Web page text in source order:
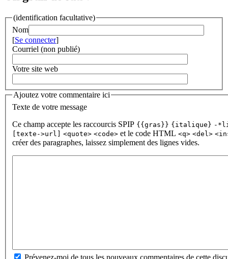
(identification facultative)
Nom
[Se connecter]
Courriel (non publié)
Votre site web
Ajoutez votre commentaire ici
Texte de votre message
Ce champ accepte les raccourcis SPIP {{gras}} {italique} -
[texte->url] <quote> <code> et le code HTML <q> <del>
créer des paragraphes, laissez simplement des lignes vides.
Prévenez-moi de tous les nouveaux commentaires de cette